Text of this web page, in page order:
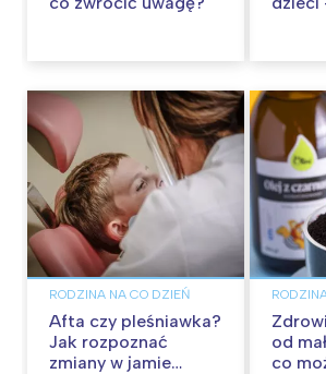
RODZINA NA CO DZIEŃ
Afta czy pleśniawka?
Jak rozpoznać
zmiany w jamie
od
co